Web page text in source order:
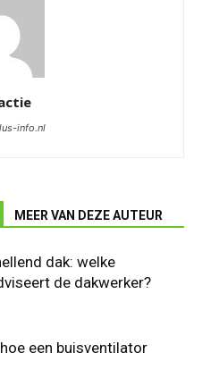
info.nl
MEER VAN DEZE AUTEUR
dak: welke
de dakwerker?
een buisventilator